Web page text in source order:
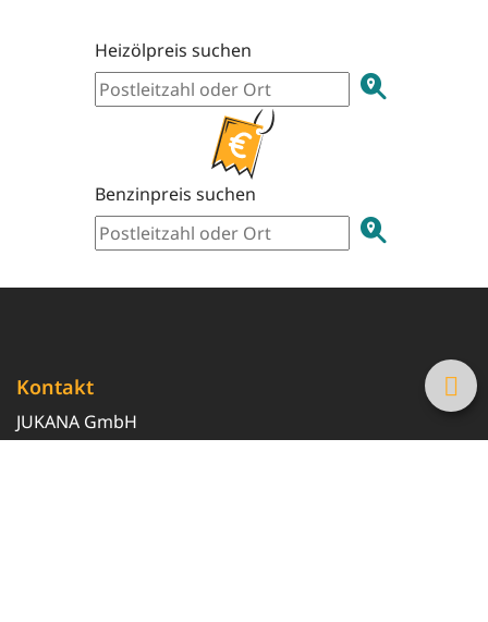
Heizölpreis suchen
Benzinpreis suchen
Kontakt
JUKANA GmbH